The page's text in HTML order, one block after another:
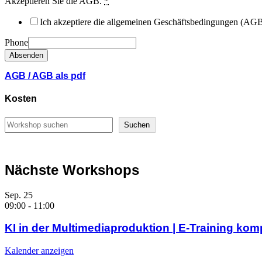
Ich akzeptiere die allgemeinen Geschäftsbedingungen
Phone
Absenden
AGB /AGB als pdf
Kosten
Suchen Suchen
Nächste Workshops
Sep. 25
09:00 - 11:00
KI in der Multimediaproduktion | E-Training
Kalender anzeigen